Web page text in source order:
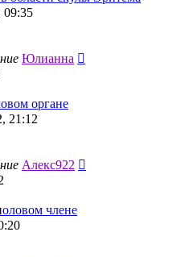
09:35
Юлианна
органе
21:12
Алекс922
члене